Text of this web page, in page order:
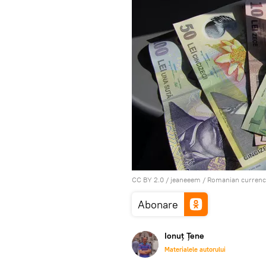
CC BY 2.0 / jeaneeem / Romanian
Abonare
Ionuț Țene
Materialele autorului